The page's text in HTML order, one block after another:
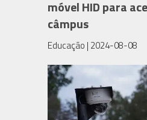
móvel HID para
câmpus
Educação | 2024-08-08